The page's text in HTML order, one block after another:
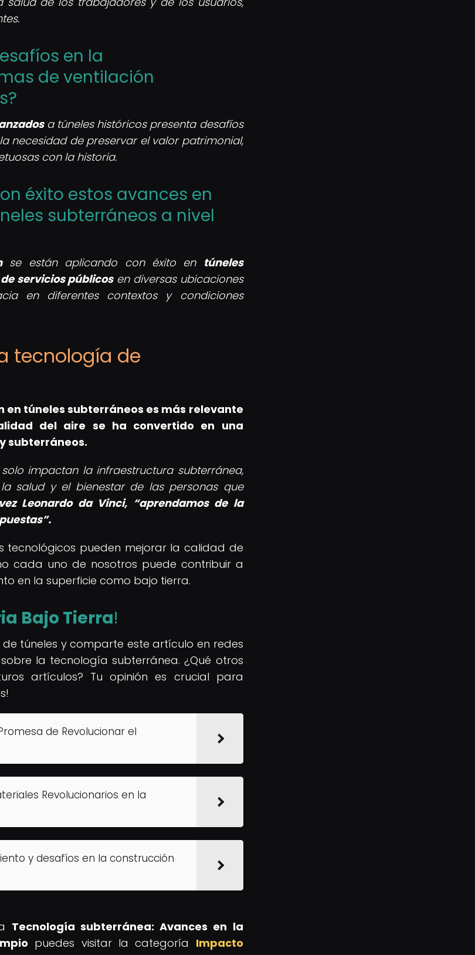
en la
de ventilación
a túneles históricos presenta desafíos
necesidad de preservar el valor patrimonial,
con la historia.
éxito estos avances en
subterráneos a nivel
se están aplicando con éxito en túneles
servicios públicosen diversas ubicaciones
en diferentes contextos y condiciones
tecnología de
túneles subterráneos es más relevante
del aire se ha convertido en una
subterráneos.
impactan la infraestructura subterránea,
salud y el bienestar de las personas que
Leonardo da Vinci,
aprendamos de la
.
tecnológicos pueden mejorar la calidad de
cada uno de nosotros puede contribuir a
en la superficie como bajo tierra.
Bajo Tierra!
túneles y comparte este artículo en redes
la tecnología subterránea. ¿Qué otros
artículos? Tu opinión es crucial para
de Revolucionar el
Revolucionarios en la
y desafíos en la construcción
Tecnología subterránea: Avances en la
puedes visitar la categoría Impacto